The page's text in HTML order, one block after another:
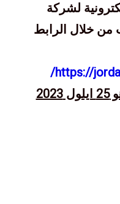
لشركة
من خلال الرابط
https://